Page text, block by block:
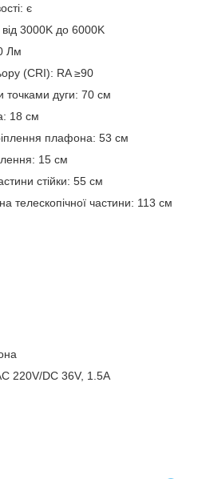
є
3000K до 6000K
Лм
(CRI): RA ≥90
точками дуги: 70 см
18 см
плафона: 53 см
15 см
стійки: 55 см
телескопічної частини: 113 см
220V/DC 36V, 1.5A